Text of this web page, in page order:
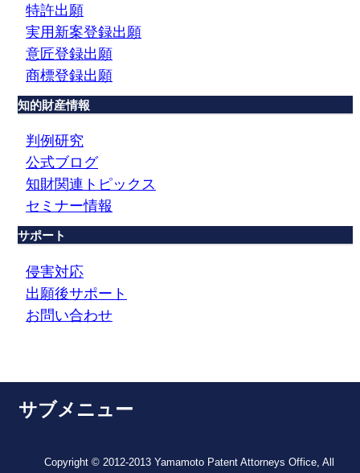
特許出願
実用新案登録出願
意匠登録出願
商標登録出願
知的財産情報
判例研究
公式ブログ
知財関連トピックス
セミナー情報
サポート
侵害対応
出願後サポート
お問い合わせ
サブメニュー
Copyright © 2012-2013 Yamamoto Patent Attorneys Office, All